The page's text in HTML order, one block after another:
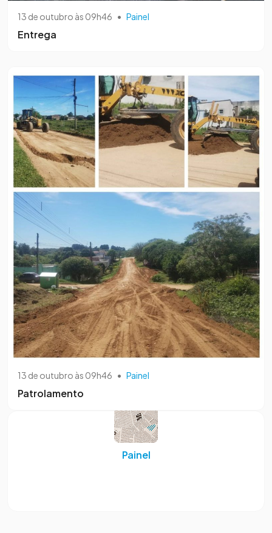
13 de outubro às 09h46 • Painel
Entrega
13 de outubro às 09h46 • Painel
Patrolamento
Painel